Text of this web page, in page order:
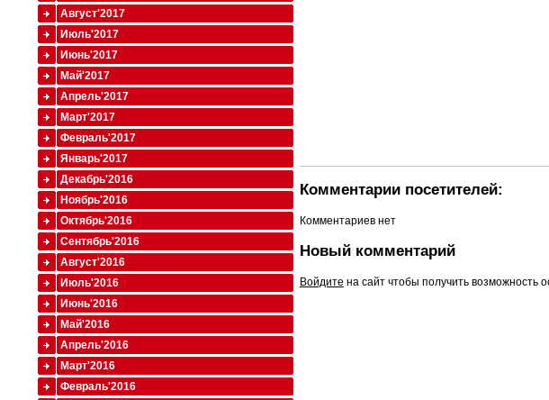
Комментарии посетителей:
Комментариев нет
Новый комментарий
Войдите на сайт чтобы получить возможность
Август'2017
Июль'2017
Июнь'2017
Май'2017
Апрель'2017
Март'2017
Февраль'2017
Январь'2017
Декабрь'2016
Ноябрь'2016
Октябрь'2016
Сентябрь'2016
Август'2016
Июль'2016
Июнь'2016
Май'2016
Апрель'2016
Март'2016
Февраль'2016